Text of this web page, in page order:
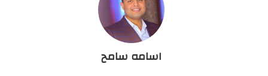
اسامه سامح